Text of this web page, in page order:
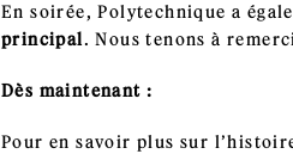
En soirée, Polytechnique a
principal. Nous tenons à
Dès maintenant :
Pour en savoir plus sur